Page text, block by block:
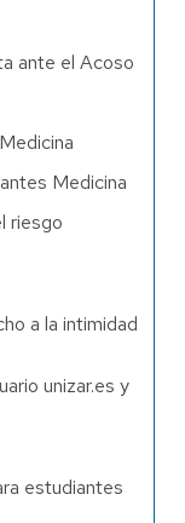
ante el Acoso
Medicina
riesgo
a la intimidad
unizar.es y
estudiantes